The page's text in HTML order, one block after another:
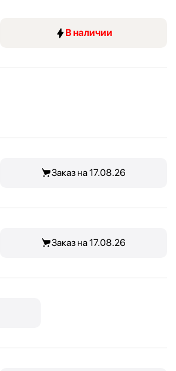
В наличии
Заказ на 17.08.26
Заказ на 17.08.26